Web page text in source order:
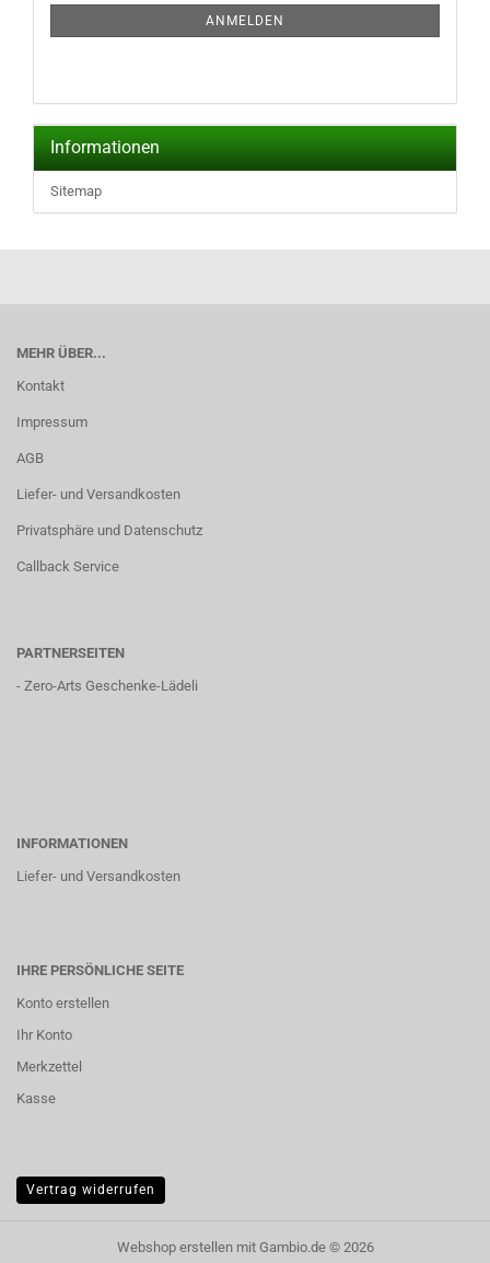
ANMELDEN
Informationen
Sitemap
MEHR ÜBER...
Kontakt
Impressum
AGB
Liefer- und Versandkosten
Privatsphäre und Datenschutz
Callback Service
PARTNERSEITEN
- Zero-Arts Geschenke-Lädeli
INFORMATIONEN
Liefer- und Versandkosten
IHRE PERSÖNLICHE SEITE
Konto erstellen
Ihr Konto
Merkzettel
Kasse
Vertrag widerrufen
Webshop erstellenmit Gambio.de © 2026